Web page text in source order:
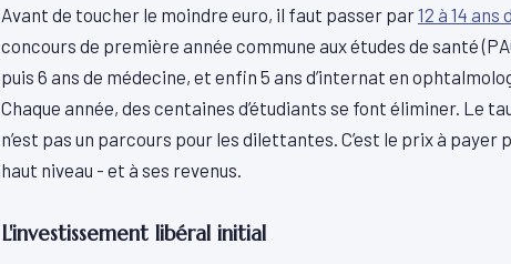
Avant de toucher le moindre euro, il faut passer par12 à 14 ans
concours de première année commune aux études de santé
puis 6 ans de médecine, et enfin 5 ans d’internat en
Chaque année, des centaines d’étudiants se font éliminer. Le
n’est pas un parcours pour les dilettantes. C’est le prix à
haut niveau - et à ses revenus.
L'investissement libéral initial